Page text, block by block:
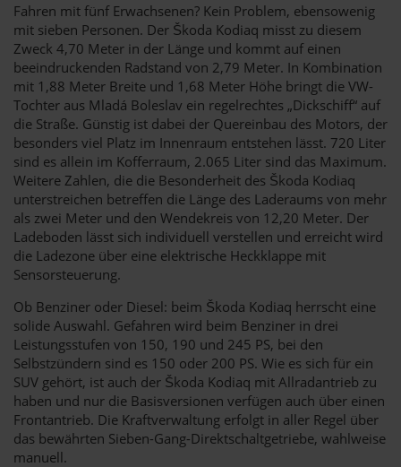
Fahren mit fünf Erwachsenen? Kein Problem, ebensowenig
mit sieben Personen. Der Škoda Kodiaq misst zu diesem
Zweck 4,70 Meter in der Länge und kommt auf einen
beeindruckenden Radstand von 2,79 Meter. In Kombination
mit 1,88 Meter Breite und 1,68 Meter Höhe bringt die VW-
Tochter aus Mladá Boleslav ein regelrechtes „Dickschiff“ auf
die Straße. Günstig ist dabei der Quereinbau des Motors, der
besonders viel Platz im Innenraum entstehen lässt. 720 Liter
sind es allein im Kofferraum, 2.065 Liter sind das Maximum.
Weitere Zahlen, die die Besonderheit des Škoda Kodiaq
unterstreichen betreffen die Länge des Laderaums von mehr
als zwei Meter und den Wendekreis von 12,20 Meter. Der
Ladeboden lässt sich individuell verstellen und erreicht wird
die Ladezone über eine elektrische Heckklappe mit
Sensorsteuerung.
Ob Benziner oder Diesel: beim Škoda Kodiaq herrscht eine
solide Auswahl. Gefahren wird beim Benziner in drei
Leistungsstufen von 150, 190 und 245 PS, bei den
Selbstzündern sind es 150 oder 200 PS. Wie es sich für ein
SUV gehört, ist auch der Škoda Kodiaq mit Allradantrieb zu
haben und nur die Basisversionen verfügen auch über einen
Frontantrieb. Die Kraftverwaltung erfolgt in aller Regel über
das bewährten Sieben-Gang-Direktschaltgetriebe, wahlweise
manuell.